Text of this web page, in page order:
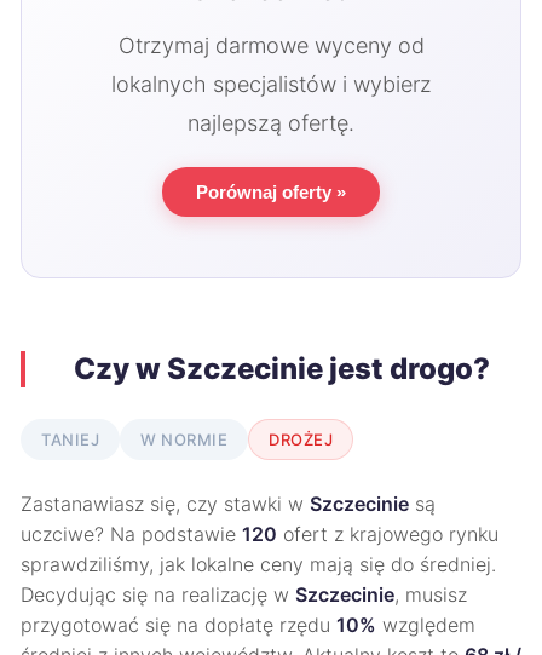
Otrzymaj darmowe wyceny od
lokalnych specjalistów i wybierz
najlepszą ofertę.
Porównaj oferty »
Czy w Szczecinie jest drogo?
TANIEJ W NORMIE DROŻEJ
Zastanawiasz się, czy stawki w Szczecinie są
uczciwe? Na podstawie 120 ofert z krajowego rynku
sprawdziliśmy, jak lokalne ceny mają się do średniej.
Decydując się na realizację w Szczecinie, musisz
przygotować się na dopłatę rzędu 10% względem